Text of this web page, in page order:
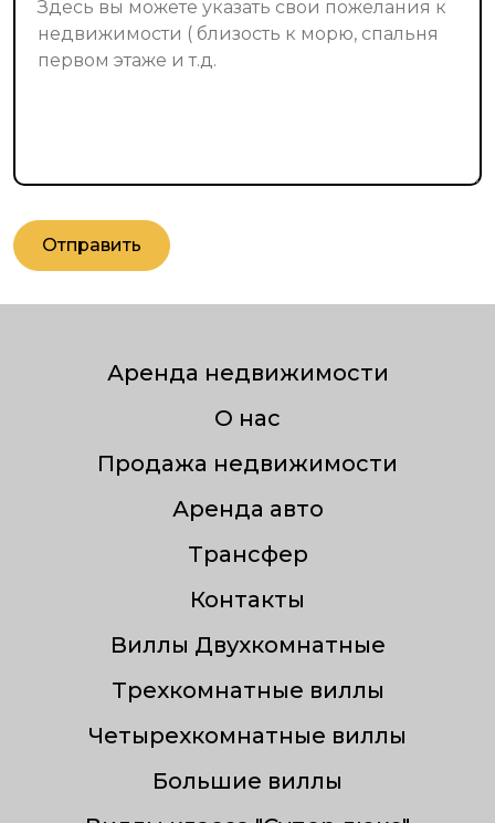
Отправить
Аренда недвижимости
О нас
Продажа недвижимости
Аренда авто
Трансфер
Контакты
Виллы Двухкомнатные
Трехкомнатные виллы
Четырехкомнатные виллы
Большие виллы